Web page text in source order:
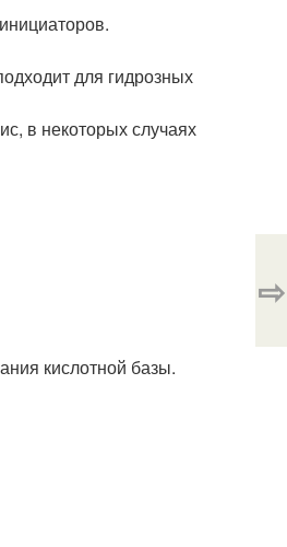
для гидрозных
в некоторых случаях
кислотной базы.
⇨